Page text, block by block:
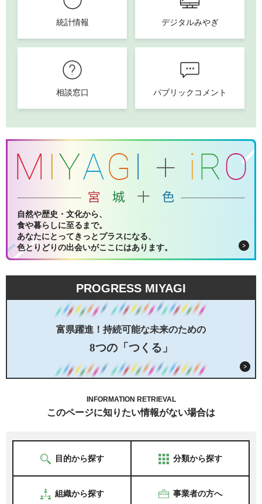
統計情報 デジタルみやぎ
相談窓口 パブリックコメント
自然や歴史・文化から、
食や暮らしに至るまで。
あなたにとってきっとプラスになる、
色とりどりの出会いがここにはあります。
PROGRESS MIYAGI
富県躍進！持続可能な未来のための
8つの「つくる」
INFORMATION RETRIEVAL
このページに知りたい情報がない場合は
目的から探す 分類から探す
組織から探す 事業者の方へ